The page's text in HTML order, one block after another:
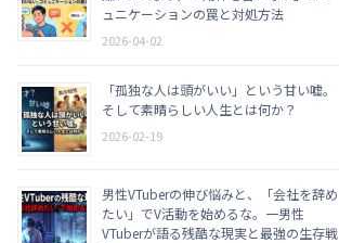
ュニケーションの罠と対処方法
2026-04-02
「孤独な人は頭がいい」という甘い嘘。
そして素晴らしい人生とは何か？
2026-02-19
男性VTuberの伸び悩みと、「会社を辞め
たい」でV活動を始めるな。一男性
VTuberが語る残酷な現実と最強の生存戦